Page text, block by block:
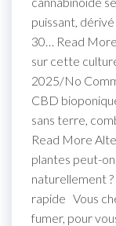
puissant,
30… Read
sur cette
2025/No
CBD
sans terre,
Read More
plantes peut-
naturellement
rapide Vous
fumer, pour